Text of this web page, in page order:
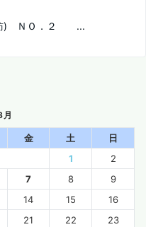
訪) ＮＯ．２ ...
金 土
日
1
2
7 8
9
14 15
16
21 22
23